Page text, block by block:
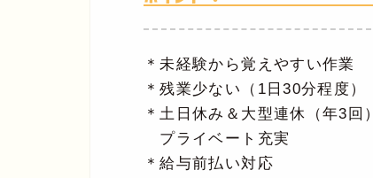
＊未経験から覚えやすい作業
＊残業少ない（1日30分程度）
＊土日休み＆大型連休（年3回）
プライベート充実
＊給与前払い対応